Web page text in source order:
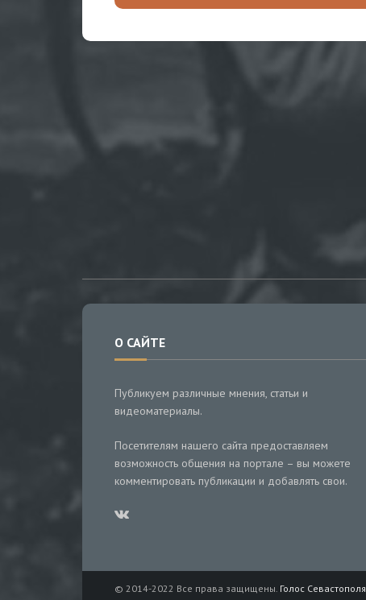
О САЙТЕ
Публикуем различные мнения, статьи и
видеоматериалы.
Посетителям нашего сайта предоставляем
возможность общения на портале – вы можете
комментировать публикации и добавлять свои.
© 2014-2022 Все права защищены. Голос Севастополя